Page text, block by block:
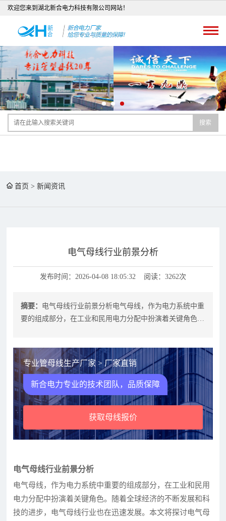
欢迎您来到湖北新合电力科技有限公司网站！
搜索
首页 >新闻资讯
电气母线行业前景分析
发布时间：2026-04-08 18:05:32 阅读：3262次
摘要： 电气母线行业前景分析电气母线，作为电力系统中重
要的组成部分，在工业和民用电力分配中扮演着关键角色。
专业管母线生产厂家 > 厂家直销
新合电力专业的技术团队，品质保障
获取母线报价
电气母线行业前景分析
电气母线，作为电力系统中重要的组成部分，在工业和民用
电力分配中扮演着关键角色。随着全球经济的不断发展和科
技的进步，电气母线行业也在迅速发展。本文将探讨电气母